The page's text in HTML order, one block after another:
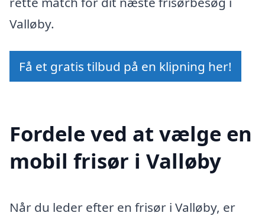
Valløby.
Få et gratis tilbud på en klipning her!
Fordele ved at vælge en
mobil frisør i Valløby
Når du leder efter en frisør i Valløby, er